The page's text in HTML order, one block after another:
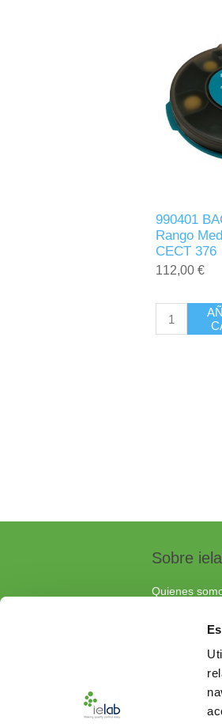
990401
Rango
CECT 376
112,00 €
Sobre
Quienes
Soluciones a
Contacta
Documentos
Preguntas